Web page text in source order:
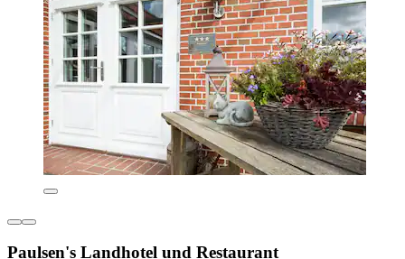
Paulsen's Landhotel und Restaurant